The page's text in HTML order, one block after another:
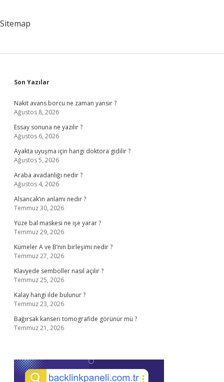
Sitemap
Sidebar
Son Yazılar
Nakit avans borcu ne zaman yansır ?
Ağustos 8, 2026
Essay sonuna ne yazılır ?
Ağustos 6, 2026
Ayakta uyuşma için hangi doktora gidilir ?
Ağustos 5, 2026
Araba avadanlığı nedir ?
Ağustos 4, 2026
Alsancak’ın anlamı nedir ?
Temmuz 30, 2026
Yüze bal maskesi ne işe yarar ?
Temmuz 29, 2026
Kümeler A ve B’nin birleşimi nedir ?
Temmuz 27, 2026
Klavyede semboller nasıl açılır ?
Temmuz 25, 2026
Kalay hangi ilde bulunur ?
Temmuz 23, 2026
Bağırsak kanseri tomografide görünür mü ?
Temmuz 21, 2026